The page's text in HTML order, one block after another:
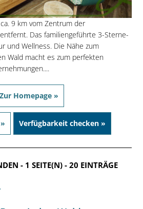
9 km vom Zentrum der
Das familiengeführte 3-Sterne-
und Wellness. Die Nähe zum
Wald macht es zum perfekten
Zur Homepage »
Verfügbarkeit checken »
- 1 SEITE(N) - 20 EINTRÄGE